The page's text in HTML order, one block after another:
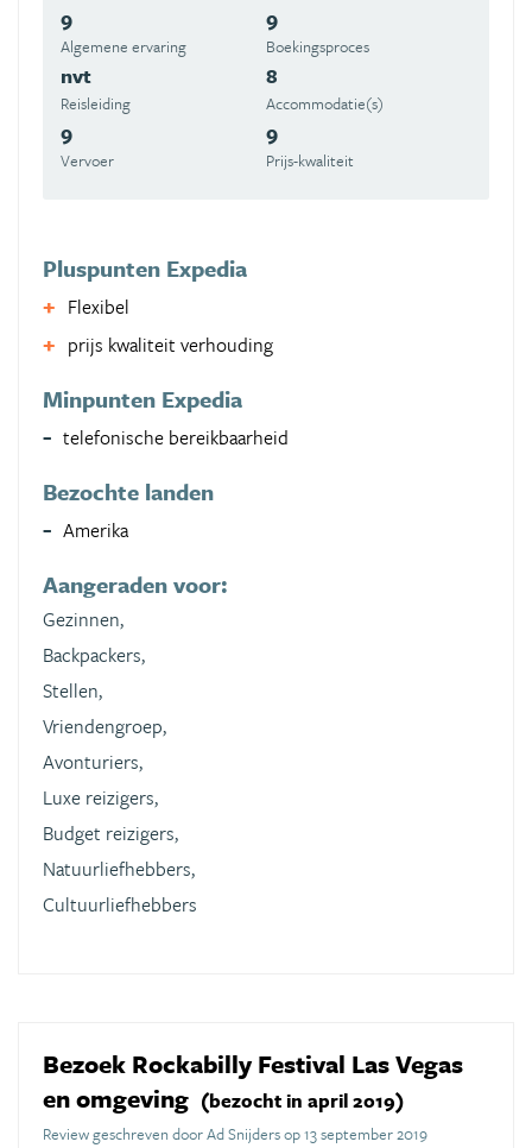
9
Algemene ervaring
9
Boekingsproces
nvt
Reisleiding
8
Accommodatie(s)
9
Vervoer
9
Prijs-kwaliteit
Pluspunten Expedia
Flexibel
prijs kwaliteit verhouding
Minpunten Expedia
telefonische bereikbaarheid
Bezochte landen
Amerika
Aangeraden voor:
Gezinnen,
Backpackers,
Stellen,
Vriendengroep,
Avonturiers,
Luxe reizigers,
Budget reizigers,
Natuurliefhebbers,
Cultuurliefhebbers
Bezoek Rockabilly Festival Las Vegas
en omgeving (bezocht in april 2019)
Review geschreven door Ad Snijders op 13 september 2019